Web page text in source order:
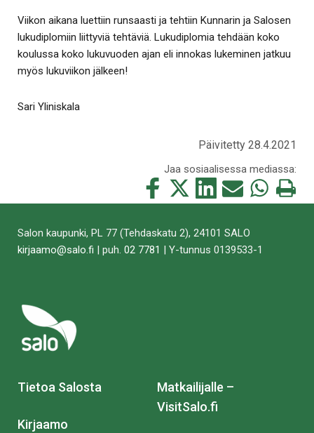
Viikon aikana luettiin runsaasti ja tehtiin Kunnarin ja Salosen
lukudiplomiin liittyviä tehtäviä. Lukudiplomia tehdään koko
koulussa koko lukuvuoden ajan eli innokas lukeminen jatkuu
myös lukuviikon jälkeen!­­
Sari Yliniskala
Päivitetty 28.4.2021
Jaa sosiaalisessa mediassa:
Jaa
tämä
Jaa
tämä
Jaa
tämä
Jaa
tämä
Jaa
tämä
Tulosta
tämä
Salon kaupunki, PL 77 (Tehdaskatu 2), 24101 SALO
kirjaamo@salo.fi | puh. 02 7781 | Y-tunnus 0139533-1
Tietoa Salosta
Kirjaamo
Matkailijalle –
VisitSalo.fi